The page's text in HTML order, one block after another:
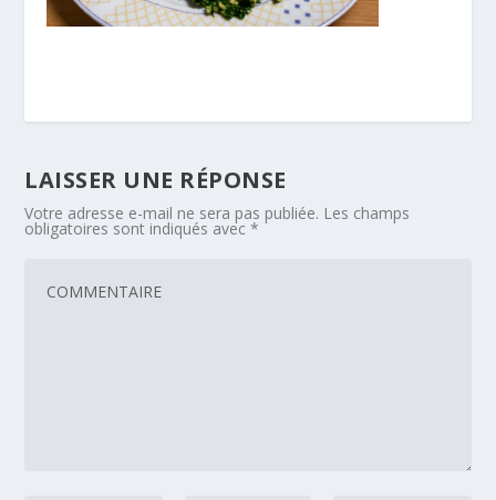
LAISSER UNE RÉPONSE
Votre adresse e-mail ne sera pas publiée. Les champs
obligatoires sont indiqués avec*